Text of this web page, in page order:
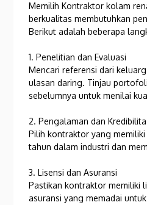
Memilih Kontraktor kolam
berkualitas membutuhkan
Berikut adalah beberapa
1. Penelitian dan Evaluasi
Mencari referensi dari
ulasan daring. Tinjau
sebelumnya untuk menilai
2. Pengalaman dan
Pilih kontraktor yang
tahun dalam industri dan
3. Lisensi dan Asuransi
Pastikan kontraktor memiliki
asuransi yang memadai